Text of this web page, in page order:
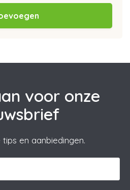
voor onze
en aanbiedingen.